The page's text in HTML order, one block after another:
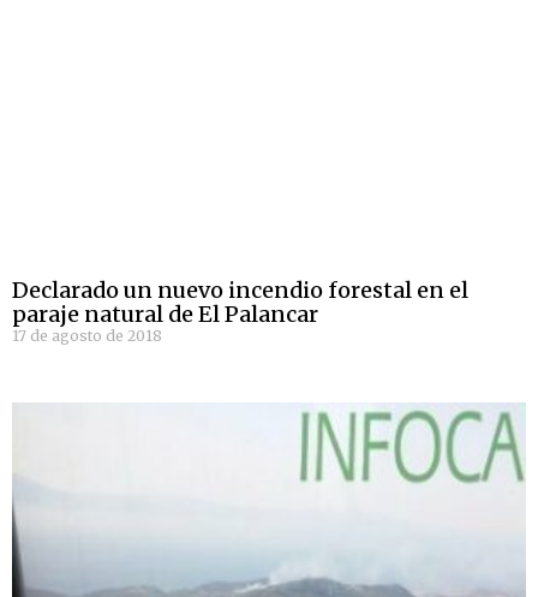
Declarado un nuevo incendio forestal en el
paraje natural de El Palancar
17 de agosto de 2018